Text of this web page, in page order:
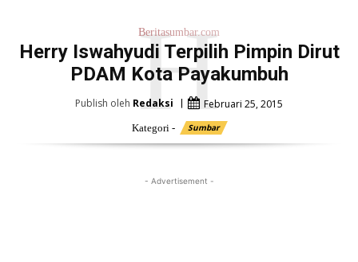
Beritasumbar.com
Herry Iswahyudi Terpilih Pimpin Dirut
PDAM Kota Payakumbuh
H
Publish oleh Redaksi Februari 25, 2015
Kategori - Sumbar
- Advertisement -